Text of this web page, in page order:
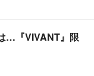
…『VIVANT』限